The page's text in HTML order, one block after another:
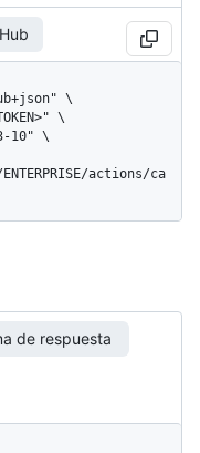
actions/ca
de respuesta